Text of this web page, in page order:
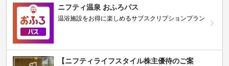
ニフティ温泉 おふろパス
温浴施設をお得に楽しめるサブスクリプションプラン
【ニフティライフスタイル株主優待のご案